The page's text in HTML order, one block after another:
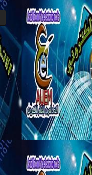
5 6 7